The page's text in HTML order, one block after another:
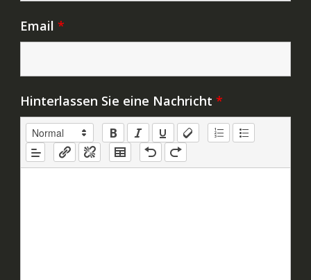
Email *
Hinterlassen Sie eine Nachricht *